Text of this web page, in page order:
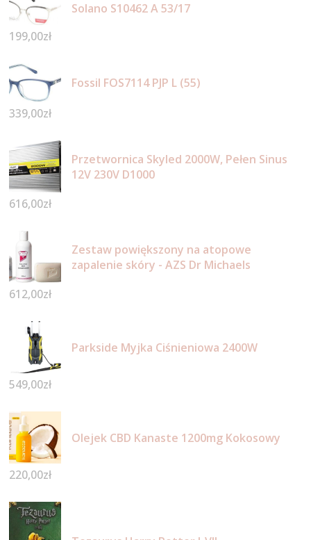
Solano S10462 A 53/17
199,00zł
Fossil FOS7114 PJP L (55)
339,00zł
Przetwornica Skyled 2000W, Pełen Sinus
12V 230V D1000
616,00zł
Zestaw powiększony na atopowe
zapalenie skóry - AZS Dr Michaels
612,00zł
Parkside Myjka Ciśnieniowa 2400W
549,00zł
Olejek CBD Kanaste 1200mg Kokosowy
220,00zł